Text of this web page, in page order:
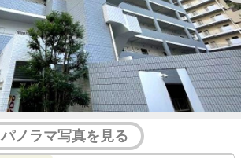
パノラマ写真を見る